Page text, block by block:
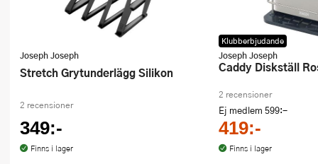
Joseph Joseph
Stretch Grytunderlägg Silikon
2 recensioner
349:-
Finns i lager
Klubberbjudande
Joseph Joseph
Caddy Diskställ
2 recensioner
Ej medlem 599:-
419:-
Finns i lager